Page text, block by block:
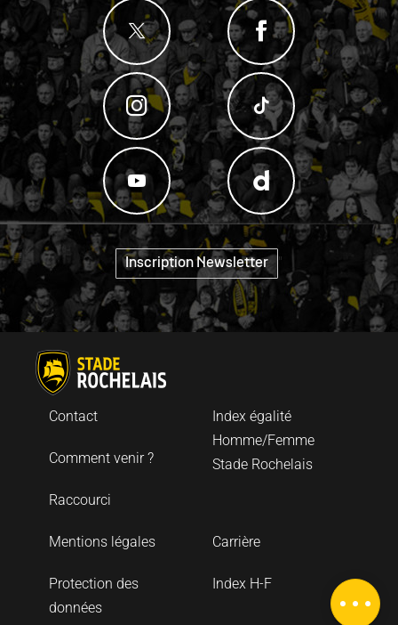
Carte
Inscription Newsletter "
Index égalité
Homme/Femme
Stade Rochelais
Contact
Comment venir ?
Raccourci
Carrière
Mentions légales
Index H-F
Protection des
données